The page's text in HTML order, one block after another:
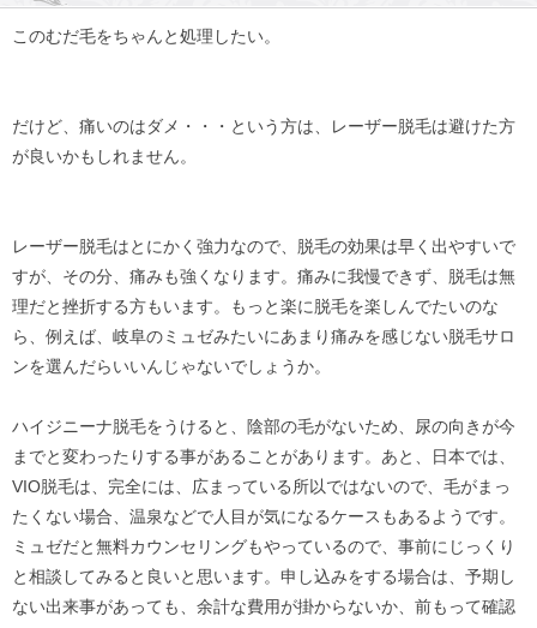
このむだ毛をちゃんと処理したい。
だけど、痛いのはダメ・・・という方は、レーザー脱毛は避けた方
が良いかもしれません。
レーザー脱毛はとにかく強力なので、脱毛の効果は早く出やすいで
すが、その分、痛みも強くなります。痛みに我慢できず、脱毛は無
理だと挫折する方もいます。もっと楽に脱毛を楽しんでたいのな
ら、例えば、岐阜のミュゼみたいにあまり痛みを感じない脱毛サロ
ンを選んだらいいんじゃないでしょうか。
ハイジニーナ脱毛をうけると、陰部の毛がないため、尿の向きが今
までと変わったりする事があることがあります。あと、日本では、
VIO脱毛は、完全には、広まっている所以ではないので、毛がまっ
たくない場合、温泉などで人目が気になるケースもあるようです。
ミュゼだと無料カウンセリングもやっているので、事前にじっくり
と相談してみると良いと思います。申し込みをする場合は、予期し
ない出来事があっても、余計な費用が掛からないか、前もって確認